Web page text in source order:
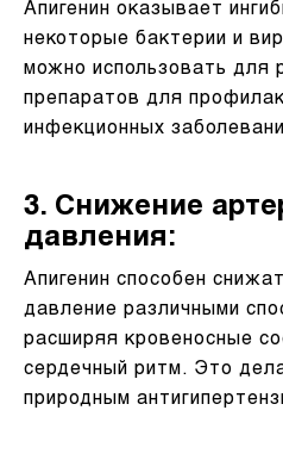
Апигенин оказывает
некоторые бактерии и
можно использовать для
препаратов для
инфекционных
3. Снижение
давления:
Апигенин способен
давление различными
расширяя кровеносные
сердечный ритм. Это
природным